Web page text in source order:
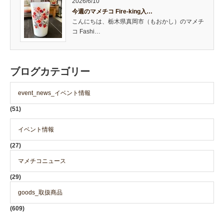
今週のマメチコ Fire-king入…
こんにちは、栃木県真岡市（もおかし）のマメチ
コ Fashi…
ブログカテゴリー
event_news_イベント情報
(51)
イベント情報
(27)
マメチコニュース
(29)
goods_取扱商品
(609)